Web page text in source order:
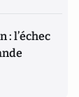
: l’échec